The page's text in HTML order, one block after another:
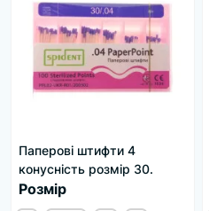
Паперові штифти 4
конусність розмір 30.
Розмір